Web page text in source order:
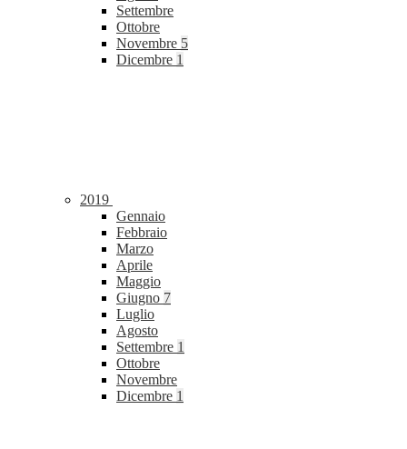
Settembre
Ottobre
Novembre 5
Dicembre 1
2019
Gennaio
Febbraio
Marzo
Aprile
Maggio
Giugno 7
Luglio
Agosto
Settembre 1
Ottobre
Novembre
Dicembre 1